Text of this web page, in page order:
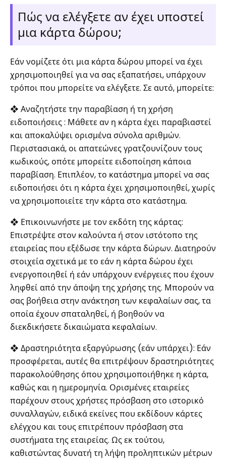
Πώς να ελέγξετε αν έχει υποστεί
μια κάρτα δώρου;
Εάν νομίζετε ότι μια κάρτα δώρου μπορεί να έχει
χρησιμοποιηθεί για να σας εξαπατήσει, υπάρχουν
τρόποι που μπορείτε να ελέγξετε. Σε αυτό, μπορείτε:
❖ Αναζητήστε την παραβίαση ή τη χρήση
ειδοποιήσεις : Μάθετε αν η κάρτα έχει παραβιαστεί
και αποκαλύψει ορισμένα σύνολα αριθμών.
Περιστασιακά, οι απατεώνες γρατζουνίζουν τους
κωδικούς, οπότε μπορείτε ειδοποίηση κάποια
παραβίαση. Επιπλέον, το κατάστημα μπορεί να σας
ειδοποιήσει ότι η κάρτα έχει χρησιμοποιηθεί, χωρίς
να χρησιμοποιείτε την κάρτα στο κατάστημα.
❖ Επικοινωνήστε με τον εκδότη της κάρτας:
Επιστρέψτε στον καλούντα ή στον ιστότοπο της
εταιρείας που εξέδωσε την κάρτα δώρων. Διατηρούν
στοιχεία σχετικά με το εάν η κάρτα δώρου έχει
ενεργοποιηθεί ή εάν υπάρχουν ενέργειες που έχουν
ληφθεί από την άποψη της χρήσης της. Μπορούν να
σας βοήθεια στην ανάκτηση των κεφαλαίων σας, τα
οποία έχουν σπαταληθεί, ή βοηθούν να
διεκδικήσετε δικαιώματα κεφαλαίων.
❖ Δραστηριότητα εξαργύρωσης (εάν υπάρχει): Εάν
προσφέρεται, αυτές θα επιτρέψουν δραστηριότητες
παρακολούθησης όπου χρησιμοποιήθηκε η κάρτα,
καθώς και η ημερομηνία. Ορισμένες εταιρείες
παρέχουν στους χρήστες πρόσβαση στο ιστορικό
συναλλαγών, ειδικά εκείνες που εκδίδουν κάρτες
ελέγχου και τους επιτρέπουν πρόσβαση στα
συστήματα της εταιρείας. Ως εκ τούτου,
καθιστώντας δυνατή τη λήψη προληπτικών μέτρων